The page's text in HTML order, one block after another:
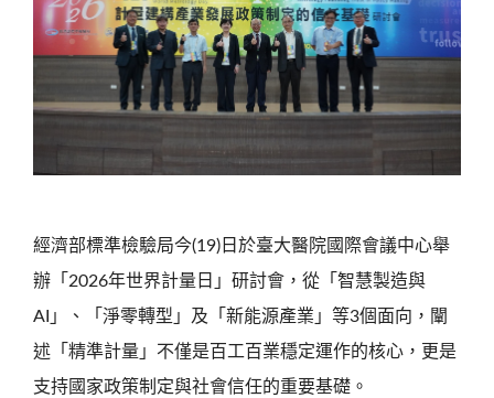
經濟部標準檢驗局今(19)日於臺大醫院國際會議中心舉
辦「2026年世界計量日」研討會，從「智慧製造與
AI」、「淨零轉型」及「新能源產業」等3個面向，闡
述「精準計量」不僅是百工百業穩定運作的核心，更是
支持國家政策制定與社會信任的重要基礎。